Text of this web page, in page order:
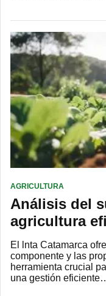
AGRICULTURA
Análisis del
agricultura
El lnta Catamarca
componente y las
herramienta crucial
una gestión